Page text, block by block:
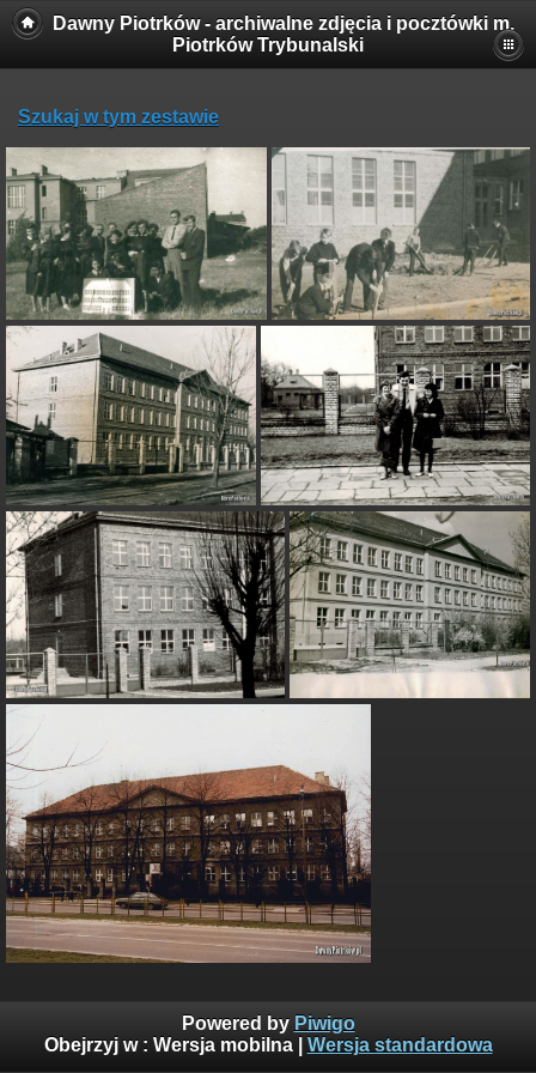
Dawny Piotrków - archiwalne zdjęcia i pocztówki m.
Piotrków Trybunalski
Szukaj w tym zestawie
Powered by Piwigo
Obejrzyj w : Wersja mobilna| Wersja standardowa